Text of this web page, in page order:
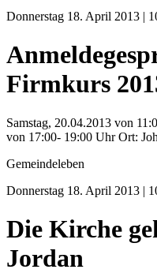
Donnerstag 18. April 2013 |
Firmkurs
Samstag, 20.04.2013 von
von 17:00- 19:00 Uhr Ort:
Gemeindeleben
Donnerstag 18. April 2013 |
Die Kirche
Jordan